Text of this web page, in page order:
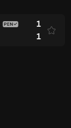
1
1